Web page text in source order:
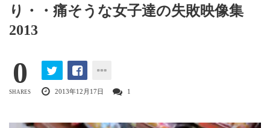
り・・痛そうな女子達の失敗映像集
2013
0
SHARES 2013年12月17日 1